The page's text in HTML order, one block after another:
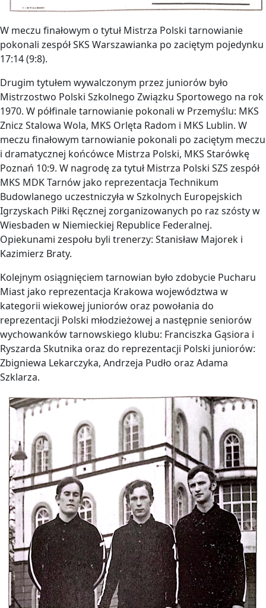
W meczu finałowym o tytuł Mistrza Polski tarnowianie
pokonali zespół SKS Warszawianka po zaciętym pojedynku
17:14 (9:8).
Drugim tytułem wywalczonym przez juniorów było
Mistrzostwo Polski Szkolnego Związku Sportowego na rok
1970. W półfinale tarnowianie pokonali w Przemyślu: MKS
Znicz Stalowa Wola, MKS Orlęta Radom i MKS Lublin. W
meczu finałowym tarnowianie pokonali po zaciętym meczu
i dramatycznej końcówce Mistrza Polski, MKS Starówkę
Poznań 10:9. W nagrodę za tytuł Mistrza Polski SZS zespół
MKS MDK Tarnów jako reprezentacja Technikum
Budowlanego uczestniczyła w Szkolnych Europejskich
Igrzyskach Piłki Ręcznej zorganizowanych po raz szósty w
Wiesbaden w Niemieckiej Republice Federalnej.
Opiekunami zespołu byli trenerzy: Stanisław Majorek i
Kazimierz Braty.
Kolejnym osiągnięciem tarnowian było zdobycie Pucharu
Miast jako reprezentacja Krakowa województwa w
kategorii wiekowej juniorów oraz powołania do
reprezentacji Polski młodzieżowej a następnie seniorów
wychowanków tarnowskiego klubu: Franciszka Gąsiora i
Ryszarda Skutnika oraz do reprezentacji Polski juniorów:
Zbigniewa Lekarczyka, Andrzeja Pudło oraz Adama
Szklarza.